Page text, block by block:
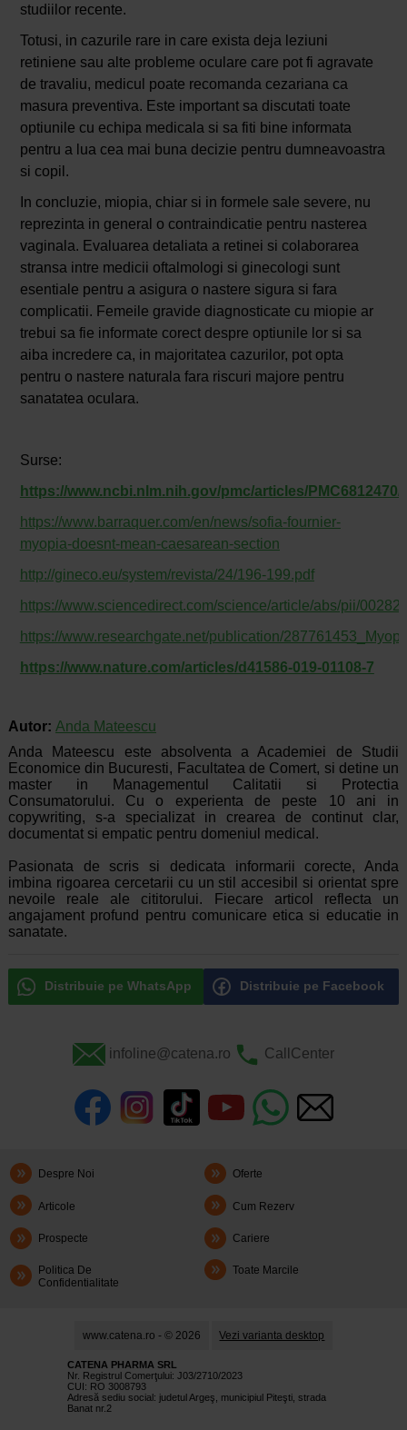
studiilor recente.
Totusi, in cazurile rare in care exista deja leziuni
retiniene sau alte probleme oculare care pot fi agravate
de travaliu, medicul poate recomanda cezariana ca
masura preventiva. Este important sa discutati toate
optiunile cu echipa medicala si sa fiti bine informata
pentru a lua cea mai buna decizie pentru dumneavoastra
si copil.
In concluzie, miopia, chiar si in formele sale severe, nu
reprezinta in general o contraindicatie pentru nasterea
vaginala. Evaluarea detaliata a retinei si colaborarea
stransa intre medicii oftalmologi si ginecologi sunt
esentiale pentru a asigura o nastere sigura si fara
complicatii. Femeile gravide diagnosticate cu miopie ar
trebui sa fie informate corect despre optiunile lor si sa
aiba incredere ca, in majoritatea cazurilor, pot opta
pentru o nastere naturala fara riscuri majore pentru
sanatatea oculara.
Surse:
https://www.ncbi.nlm.nih.gov/pmc/articles/PMC6812470/
https://www.barraquer.com/en/news/sofia-fournier-
myopia-doesnt-mean-caesarean-section
http://gineco.eu/system/revista/24/196-199.pdf
https://www.sciencedirect.com/science/article/abs/pii/
https://www.researchgate.net/publication/
https://www.nature.com/articles/d41586-019-01108-7
Autor: Anda Mateescu
Anda Mateescu este absolventa a Academiei de Studii
Economice din Bucuresti, Facultatea de Comert, si detine un
master in Managementul Calitatii si Protectia
Consumatorului. Cu o experienta de peste 10 ani in
copywriting, s-a specializat in crearea de continut clar,
documentat si empatic pentru domeniul medical.
Pasionata de scris si dedicata informarii corecte, Anda
imbina rigoarea cercetarii cu un stil accesibil si orientat spre
nevoile reale ale cititorului. Fiecare articol reflecta un
angajament profund pentru comunicare etica si educatie in
sanatate.
Distribuie pe WhatsApp Distribuie pe Facebook
infoline@catena.ro CallCenter
Despre Noi Oferte
Articole Cum Rezerv
Prospecte Cariere
Politica De
Confidentialitate
Toate Marcile
www.catena.ro - © 2026 Vezi varianta desktop
CATENA PHARMA SRL
Nr. Registrul Comerţului: J03/2710/2023
CUI: RO 3008793
Adresă sediu social: judetul Argeş, municipiul Piteşti, strada
Banat nr.2